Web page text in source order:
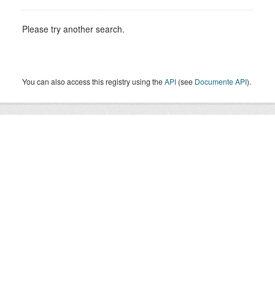
Please try another search.
You can also access this registry using theAPI (see Documente API).